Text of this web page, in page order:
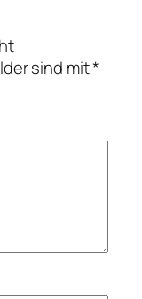
sind mit*